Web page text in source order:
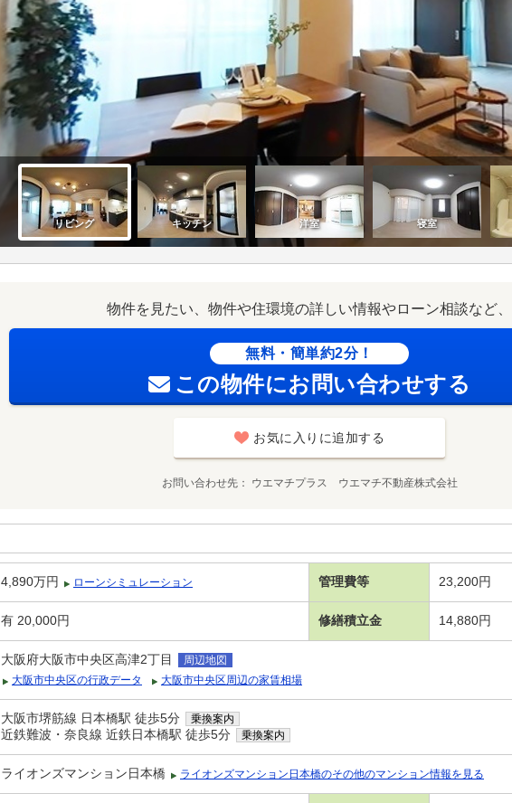
物件を見たい、物件や住環境の詳しい情報やローン相談など、
無料・簡単約2分！
この物件にお問い合わせする
お気に入りに追加する
お問い合わせ先 ウエマチプラス ウエマチ不動産株式会社
4,890万円 ローンシミュレーション 管理費等 23,200円
有 20,000円 修繕積立金 14,880円
大阪府大阪市中央区高津2丁目
周辺地図
大阪市中央区の行政データ
大阪市中央区周辺の家賃相場
大阪市堺筋線 日本橋駅 徒歩5分 乗換案内
近鉄難波・奈良線 近鉄日本橋駅 徒歩5分 乗換案内
ライオンズマンション日本橋 ライオンズマンション日本橋のその他のマンション情報を見る